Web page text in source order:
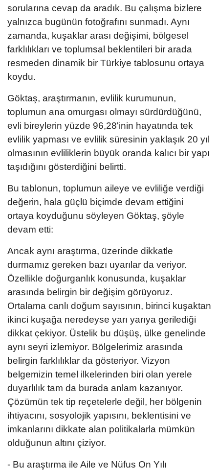
sorularına cevap da aradık. Bu çalışma bizlere
yalnızca bugünün fotoğrafını sunmadı. Aynı
zamanda, kuşaklar arası değişimi, bölgesel
farklılıkları ve toplumsal beklentileri bir arada
resmeden dinamik bir Türkiye tablosunu ortaya
koydu.
Göktaş, araştırmanın, evlilik kurumunun,
toplumun ana omurgası olmayı sürdürdüğünü,
evli bireylerin yüzde 96,28'inin hayatında tek
evlilik yapması ve evlilik süresinin yaklaşık 20 yıl
olmasının evliliklerin büyük oranda kalıcı bir yapı
taşıdığını gösterdiğini belirtti.
Bu tablonun, toplumun aileye ve evliliğe verdiği
değerin, hala güçlü biçimde devam ettiğini
ortaya koyduğunu söyleyen Göktaş, şöyle
devam etti:
Ancak aynı araştırma, üzerinde dikkatle
durmamız gereken bazı uyarılar da veriyor.
Özellikle doğurganlık konusunda, kuşaklar
arasında belirgin bir değişim görüyoruz.
Ortalama canlı doğum sayısının, birinci kuşaktan
ikinci kuşağa neredeyse yarı yarıya gerilediği
dikkat çekiyor. Üstelik bu düşüş, ülke genelinde
aynı seyri izlemiyor. Bölgelerimiz arasında
belirgin farklılıklar da gösteriyor. Vizyon
belgemizin temel ilkelerinden biri olan yerele
duyarlılık tam da burada anlam kazanıyor.
Çözümün tek tip reçetelerle değil, her bölgenin
ihtiyacını, sosyolojik yapısını, beklentisini ve
imkanlarını dikkate alan politikalarla mümkün
olduğunun altını çiziyor.
- Bu araştırma ile Aile ve Nüfus On Yılı